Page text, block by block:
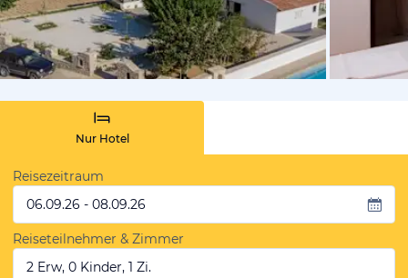
von
Nur Hotel
Reisezeitraum
06.09.26 - 08.09.26
Reiseteilnehmer & Zimmer
2 Erw, 0 Kinder, 1 Zi.